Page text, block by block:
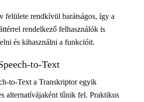
felülete rendkívül barátságos, így a
rendelkező felhasználók is
és kihasználni a funkcióit.
to-Text
to-Text a Transkriptor egyik
alternatívájaként tűnik fel. Praktikus